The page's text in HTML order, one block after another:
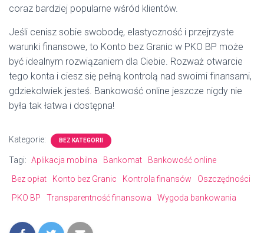
coraz bardziej popularne wśród klientów.
Jeśli cenisz sobie swobodę, elastyczność i przejrzyste
warunki finansowe, to Konto bez Granic w PKO BP może
być idealnym rozwiązaniem dla Ciebie. Rozważ otwarcie
tego konta i ciesz się pełną kontrolą nad swoimi finansami,
gdziekolwiek jesteś. Bankowość online jeszcze nigdy nie
była tak łatwa i dostępna!
Kategorie: BEZ KATEGORII
Tagi: Aplikacja mobilna Bankomat
Bankowość online
Bez opłat
Konto bez Granic Kontrola finansów
Oszczędności
PKO BP
Transparentność finansowa Wygoda bankowania